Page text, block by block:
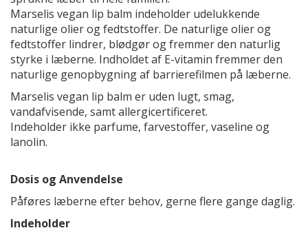
Marselis vegan lip balm indeholder udelukkende
naturlige olier og fedtstoffer. De naturlige olier og
fedtstoffer lindrer, blødgør og fremmer den naturlig
styrke i læberne. Indholdet af E-vitamin fremmer den
naturlige genopbygning af barrierefilmen på læberne.
Marselis vegan lip balm er uden lugt, smag,
vandafvisende, samt allergicertificeret.
Indeholder ikke parfume, farvestoffer, vaseline og
lanolin.
Dosis og Anvendelse
Påføres læberne efter behov, gerne flere gange daglig.
Indeholder